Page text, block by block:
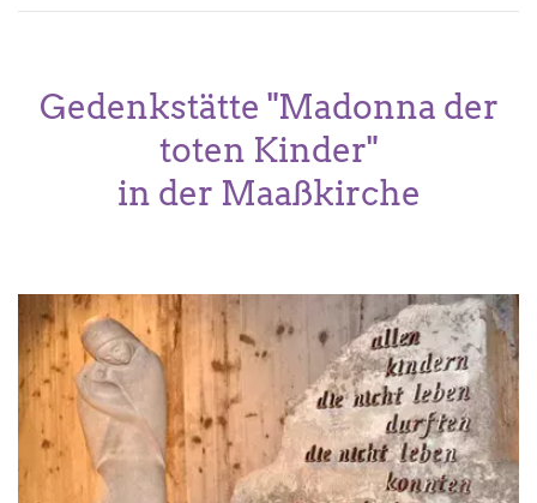
Gedenkstätte "Madonna der
toten Kinder"
in der Maaßkirche